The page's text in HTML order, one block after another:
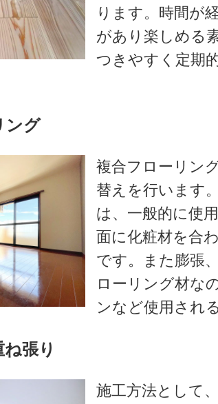
ります。時間が
があり楽しめる
つきやすく定期
ング
複合フローリン
替えを行います
は、一般的に使
面に化粧材を合
です。また膨張
ローリング材な
ンなど使用され
張り
施工方法として